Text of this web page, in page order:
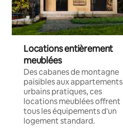
Locations entièrement
meublées
Des cabanes de montagne
paisibles aux appartements
urbains pratiques, ces
locations meublées offrent
tous les équipements d'un
logement standard.